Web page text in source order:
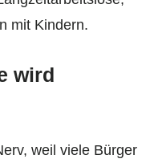
mit Kindern.
wird
weil viele Bürger